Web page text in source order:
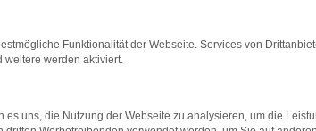
bestimmter Seiten verhindern.
beheben.
auf dem neuesten Stand sind.
kann auch dazu führen, dass bestimmte
Funktionalität der Webseite. Services von
weitere werden aktiviert.
es uns, die Nutzung der Webseite zu analysieren, um die